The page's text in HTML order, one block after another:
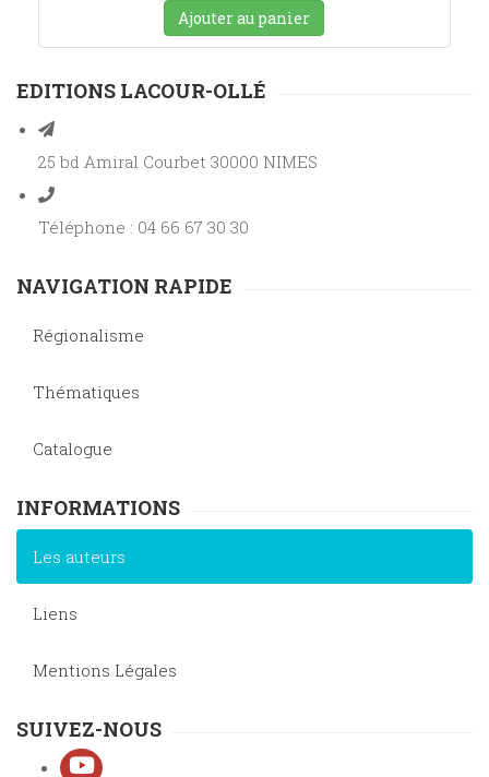
Ajouter au panier
EDITIONS LACOUR-OLLÉ
25 bd Amiral Courbet 30000 NIMES
Téléphone : 04 66 67 30 30
NAVIGATION RAPIDE
Régionalisme
Thématiques
Catalogue
INFORMATIONS
Les auteurs
Liens
Mentions Légales
SUIVEZ-NOUS